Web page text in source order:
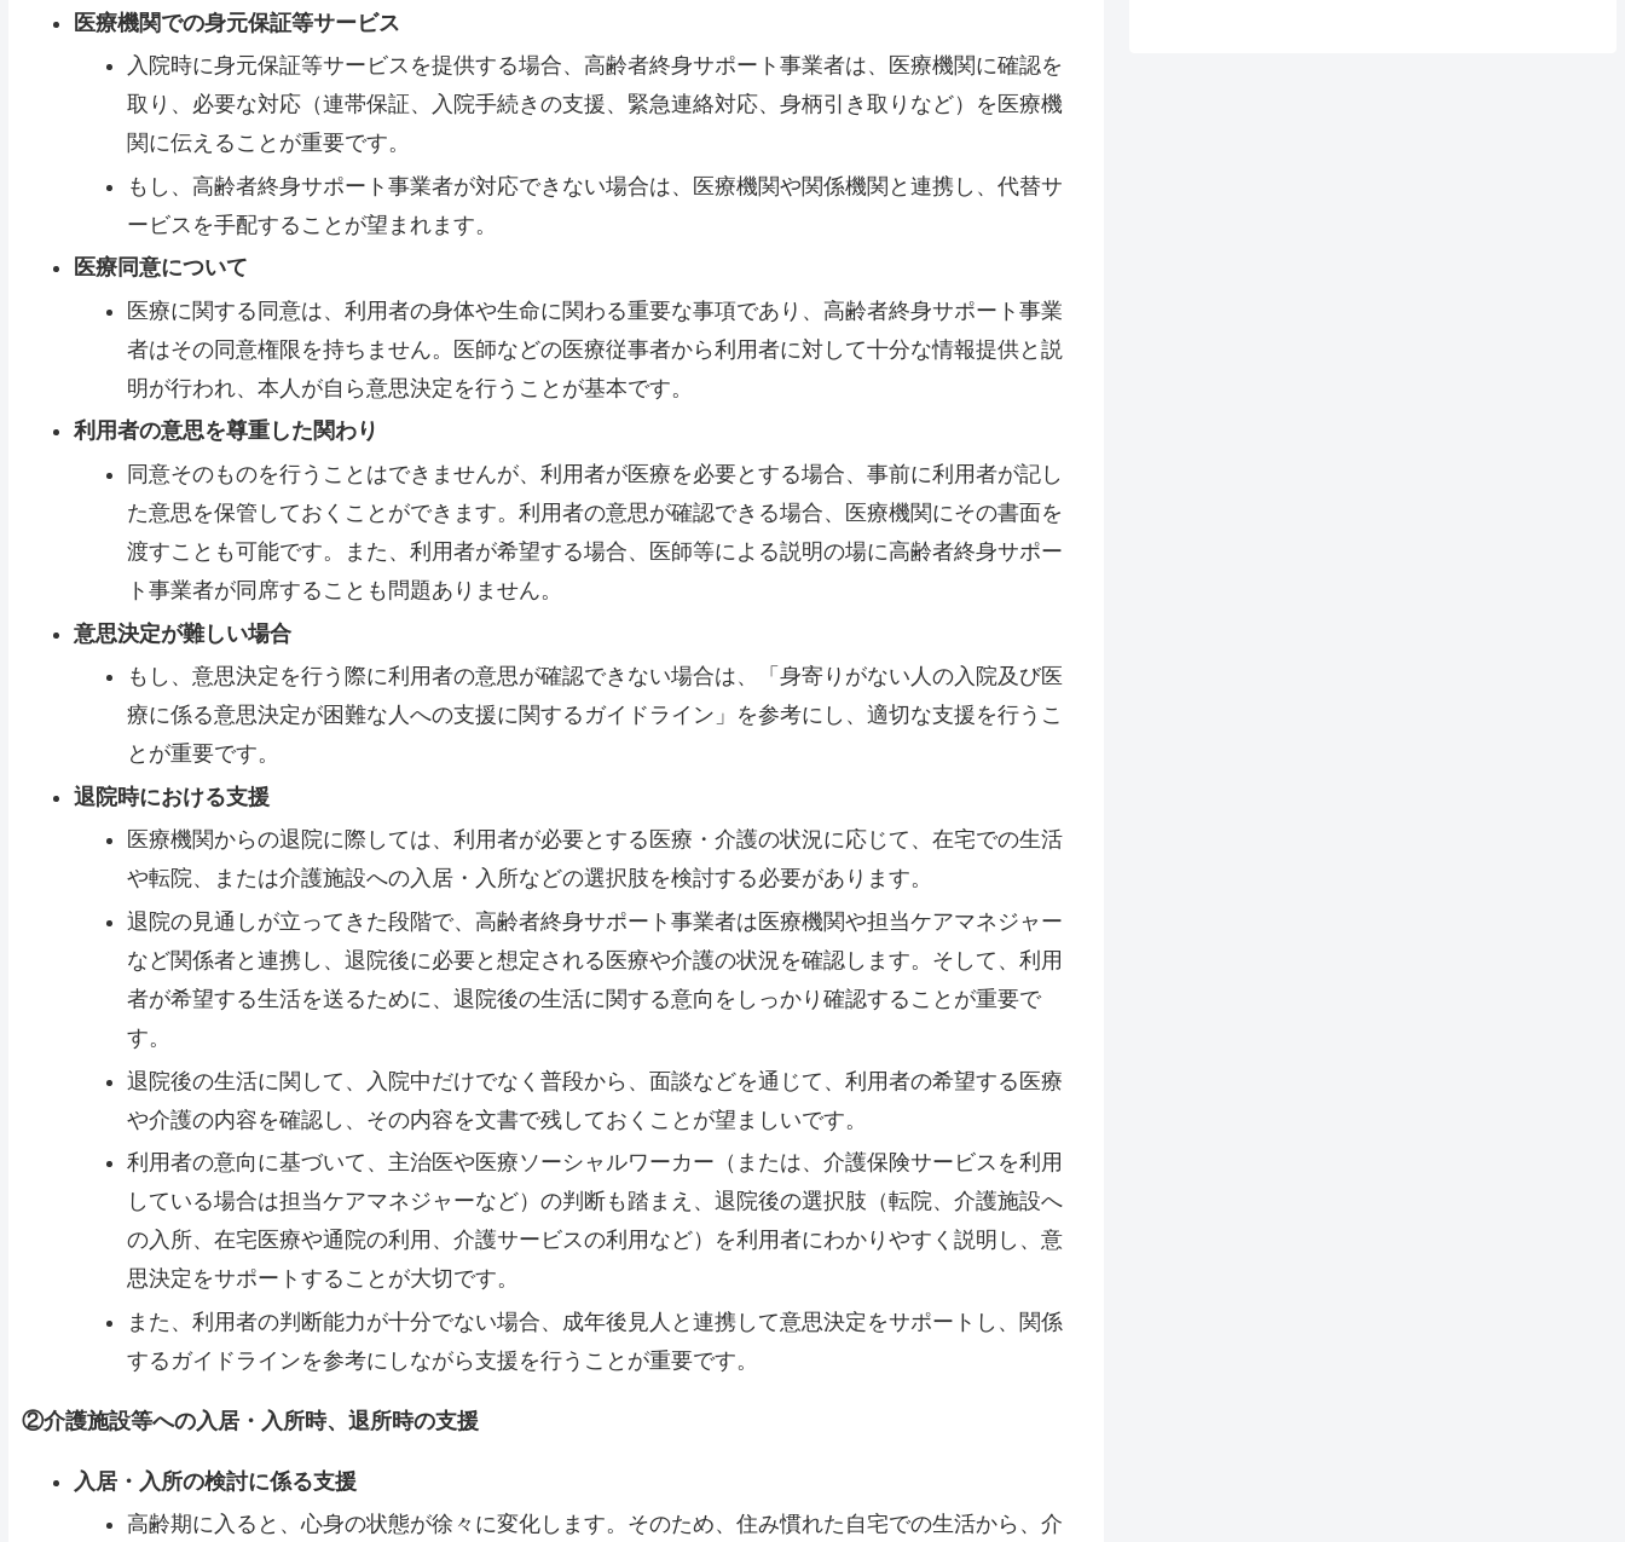
医療機関での身元保証等サービス
入院時に身元保証等サービスを提供する場合、高齢者終身サポート事業者は、医療機関に確認を
取り、必要な対応（連帯保証、入院手続きの支援、緊急連絡対応、身柄引き取りなど）を医療機
関に伝えることが重要です。
もし、高齢者終身サポート事業者が対応できない場合は、医療機関や関係機関と連携し、代替サ
ービスを手配することが望まれます。
医療同意について
医療に関する同意は、利用者の身体や生命に関わる重要な事項であり、高齢者終身サポート事業
者はその同意権限を持ちません。医師などの医療従事者から利用者に対して十分な情報提供と説
明が行われ、本人が自ら意思決定を行うことが基本です。
利用者の意思を尊重した関わり
同意そのものを行うことはできませんが、利用者が医療を必要とする場合、事前に利用者が記し
た意思を保管しておくことができます。利用者の意思が確認できる場合、医療機関にその書面を
渡すことも可能です。また、利用者が希望する場合、医師等による説明の場に高齢者終身サポー
ト事業者が同席することも問題ありません。
意思決定が難しい場合
もし、意思決定を行う際に利用者の意思が確認できない場合は、「身寄りがない人の入院及び医
療に係る意思決定が困難な人への支援に関するガイドライン」を参考にし、適切な支援を行うこ
とが重要です。
退院時における支援
医療機関からの退院に際しては、利用者が必要とする医療・介護の状況に応じて、在宅での生活
や転院、または介護施設への入居・入所などの選択肢を検討する必要があります。
退院の見通しが立ってきた段階で、高齢者終身サポート事業者は医療機関や担当ケアマネジャー
など関係者と連携し、退院後に必要と想定される医療や介護の状況を確認します。そして、利用
者が希望する生活を送るために、退院後の生活に関する意向をしっかり確認することが重要で
す。
退院後の生活に関して、入院中だけでなく普段から、面談などを通じて、利用者の希望する医療
や介護の内容を確認し、その内容を文書で残しておくことが望ましいです。
利用者の意向に基づいて、主治医や医療ソーシャルワーカー（または、介護保険サービスを利用
している場合は担当ケアマネジャーなど）の判断も踏まえ、退院後の選択肢（転院、介護施設へ
の入所、在宅医療や通院の利用、介護サービスの利用など）を利用者にわかりやすく説明し、意
思決定をサポートすることが大切です。
また、利用者の判断能力が十分でない場合、成年後見人と連携して意思決定をサポートし、関係
するガイドラインを参考にしながら支援を行うことが重要です。
②介護施設等への入居・入所時、退所時の支援
入居・入所の検討に係る支援
高齢期に入ると、心身の状態が徐々に変化します。そのため、住み慣れた自宅での生活から、介